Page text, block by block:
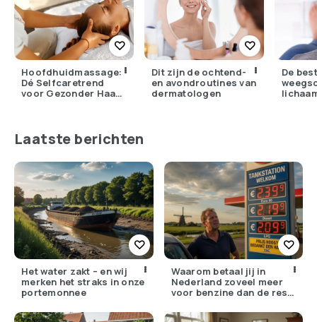
Hoofdhuidmassage:
Dé Selfcaretrend
voor Gezonder Haar
Dit zijn de ochtend-
en avondroutines van
dermatologen
De
Laatste berichten
Het water zakt – en wij
merken het straks in onze
portemonnee
Waarom betaal jij in
Nederland zoveel meer
voor benzine dan de rest